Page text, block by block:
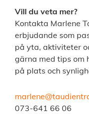
Vill du veta mer?
Kontakta Marlene
erbjudande som
på yta, aktiviteter
gärna med tips om
på plats och
073-641 66 06